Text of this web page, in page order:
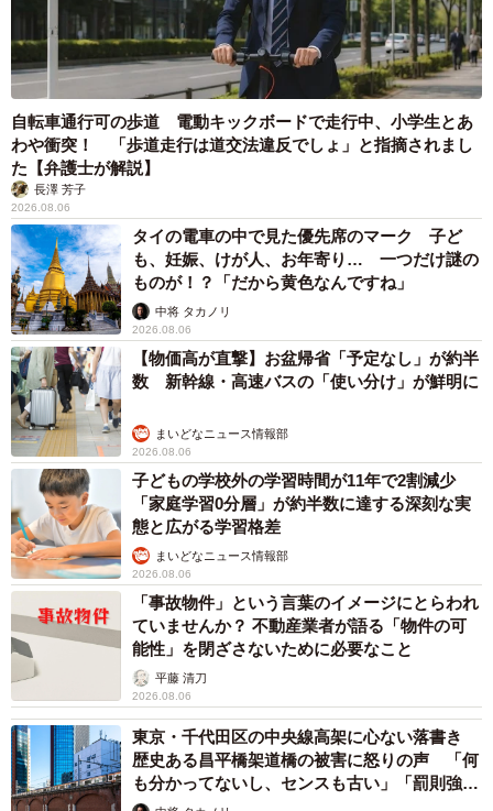
▽子どもの習い事の先生と
サッカー教室のコーチと不倫関係になっちゃったママがい
ました。化粧とか、コーチへの態度とか、雰囲気で分かる
んですよね（笑）。後日、やっぱりそうだったことが判
明。バレそうになって別れて、サッカー教室も辞めていま
した。〔Sさん、37歳〕
◇ ◇
…若いコーチがイケメンだったりしたら、ときめいてしま
う気持ちはすごく分かるのですが、それ以上の発展がある
ことに驚きです！
◆ ◆ ◆
いかがでしたか。ただただ驚きの連続ですね。確かに恋を
すれば気持ちにも肌にも張りと潤いが出て、家族にも優し
くできるかもしれません（笑）。でもそれは、あくまでも
「空想」の中で楽しみたいですよね。不倫って結局誰も幸
せになんてなれないし、その代償はあまりにも大きい気が
します。
自転車通行可の歩道 電動キックボードで走行中、小学生とあ
わや衝突！ 「歩道走行は道交法違反でしょ」と指摘されまし
た【弁護士が解説】
長澤 芳子
2026.08.06
タイの電車の中で見た優先席のマーク 子ど
も、妊娠、けが人、お年寄り… 一つだけ謎の
ものが！？「だから黄色なんですね」
中将 タカノリ
2026.08.06
【物価高が直撃】お盆帰省「予定なし」が約半
数 新幹線・高速バスの「使い分け」が鮮明に
まいどなニュース情報部
2026.08.06
子どもの学校外の学習時間が11年で2割減少
「家庭学習0分層」が約半数に達する深刻な実
態と広がる学習格差
まいどなニュース情報部
2026.08.06
「事故物件」という言葉のイメージにとらわれ
ていませんか？ 不動産業者が語る「物件の可
能性」を閉ざさないために必要なこと
平藤 清刀
2026.08.06
東京・千代田区の中央線高架に心ない落書き
歴史ある昌平橋架道橋の被害に怒りの声 「何
も分かってないし、センスも古い」「罰則強化
して」